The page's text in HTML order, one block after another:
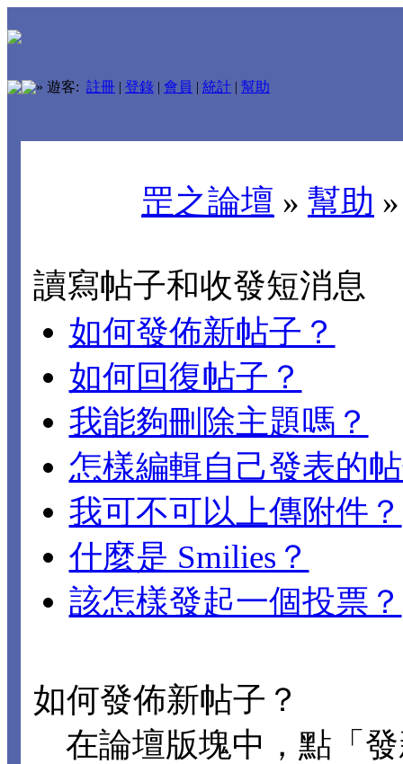
» 遊客: 註冊 | 登錄 | 會員 | 統計 | 幫助
罡之論壇 » 幫助
讀寫帖子和收發短消息
如何發佈新帖子？
如何回復帖子？
我能夠刪除主題嗎？
怎樣編輯自己發表的
我可不可以上傳附件？
什麼是 Smilies？
該怎樣發起一個投票？
如何發佈新帖子？
在論壇版塊中，點「